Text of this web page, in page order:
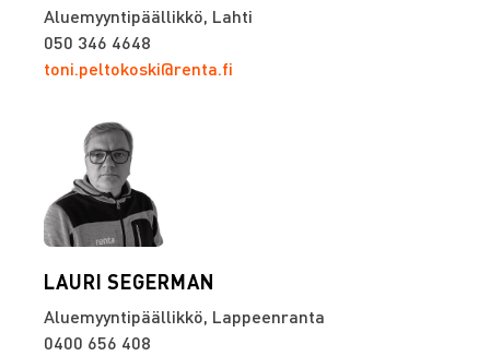
Aluemyyntipäällikkö, Lahti
050 346 4648
toni.peltokoski@renta.fi
LAURI SEGERMAN
Aluemyyntipäällikkö, Lappeenranta
0400 656 408